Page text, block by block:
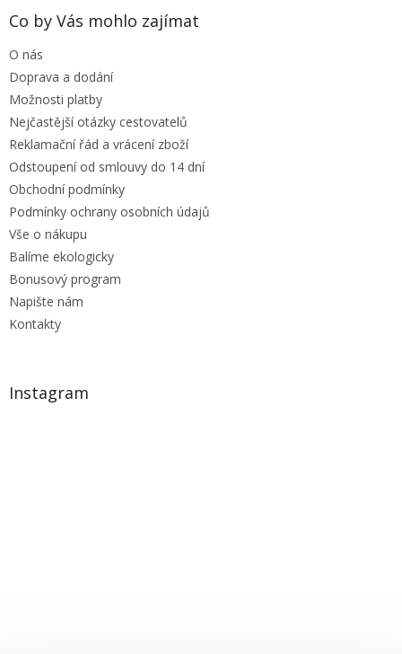
Co by Vás mohlo zajímat
O nás
Doprava a dodání
Možnosti platby
Nejčastější otázky cestovatelů
Reklamační řád a vrácení zboží
Odstoupení od smlouvy do 14 dní
Obchodní podmínky
Podmínky ochrany osobních údajů
Vše o nákupu
Balíme ekologicky
Bonusový program
Napište nám
Kontakty
Instagram